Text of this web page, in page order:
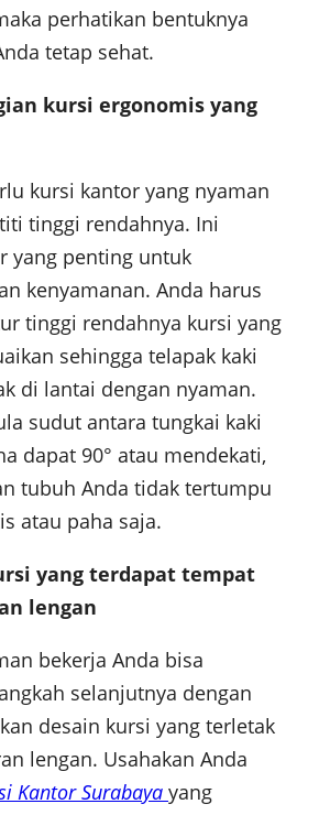
perhatikan bentuknya
tetap sehat.
kursi ergonomis yang
kursi kantor yang nyaman
tinggi rendahnya. Ini
yang penting untuk
kenyamanan. Anda harus
tinggi rendahnya kursi yang
sehingga telapak kaki
di lantai dengan nyaman.
sudut antara tungkai kaki
dapat 90° atau mendekati,
tubuh Anda tidak tertumpu
atau paha saja.
yang terdapat tempat
lengan
bekerja Anda bisa
selanjutnya dengan
desain kursi yang terletak
lengan. Usahakan Anda
Kantor Surabaya yang